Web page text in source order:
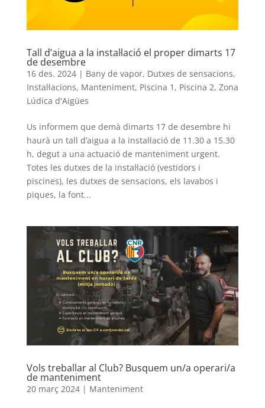
Tall d’aigua a la instal·lació el proper dimarts 17
de desembre
16 des. 2024| Bany de vapor, Dutxes de sensacions,
Instal·lacions, Manteniment, Piscina 1 , Piscina 2, Zona
Lúdica d'Aigües
Us informem que demà dimarts 17 de desembre hi
haurà un tall d’aigua a la instal·lació de 11.30 a 15.30
h, degut a una actuació de manteniment urgent.
Totes les dutxes de la instal·lació (vestidors i
piscines), les dutxes de sensacions, els lavabos i
piques, la font...
Vols treballar al Club? Busquem un/a operari/a
de manteniment
20 març 2024| Manteniment